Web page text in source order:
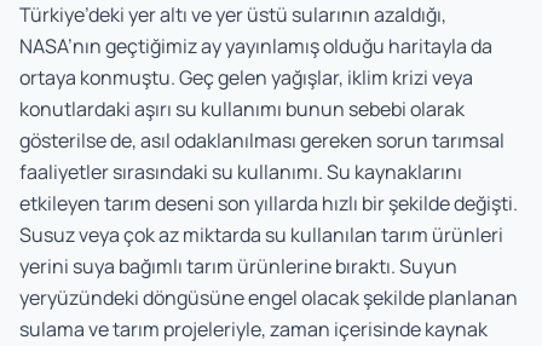
Türkiye’deki yer altı ve yer üstü sularının azaldığı,
NASA’nın geçtiğimiz ay yayınlamış olduğu haritayla da
ortaya konmuştu. Geç gelen yağışlar, iklim krizi veya
konutlardaki aşırı su kullanımı bunun sebebi olarak
gösterilse de, asıl odaklanılması gereken sorun tarımsal
faaliyetler sırasındaki su kullanımı. Su kaynaklarını
etkileyen tarım deseni son yıllarda hızlı bir şekilde değişti.
Susuz veya çok az miktarda su kullanılan tarım ürünleri
yerini suya bağımlı tarım ürünlerine bıraktı. Suyun
yeryüzündeki döngüsüne engel olacak şekilde planlanan
sulama ve tarım projeleriyle, zaman içerisinde kaynak